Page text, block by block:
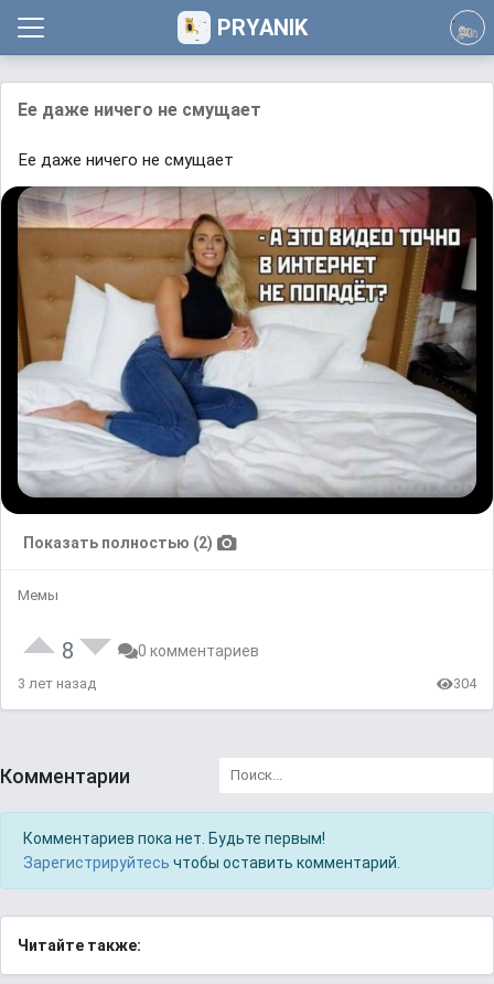
PRYANIK
Ее даже ничего не смущает
Ее даже ничего не смущает
Показать полностью (2)
Мемы
8 0 комментариев
3 лет назад 304
Комментарии
Комментариев пока нет. Будьте первым!
Зарегистрируйтесь чтобы оставить комментарий.
Читайте также: